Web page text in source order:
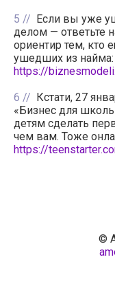
5
Если вы уже
делом — ответьте
ориентир тем, кто
ушедших из найма:
https://
6
Кстати, 27
«Бизнес для
детям сделать
чем вам. Тоже
https://
©